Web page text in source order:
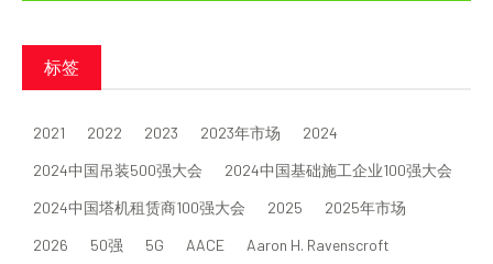
标签
2021 2022 2023 2023年市场
2024
2024中国吊装500强大会
2024中国基础施工企业100强大会
2024中国塔机租赁商100强大会
2025
2025年市场
2026
50强 5G AACE
Aaron H. Ravenscroft